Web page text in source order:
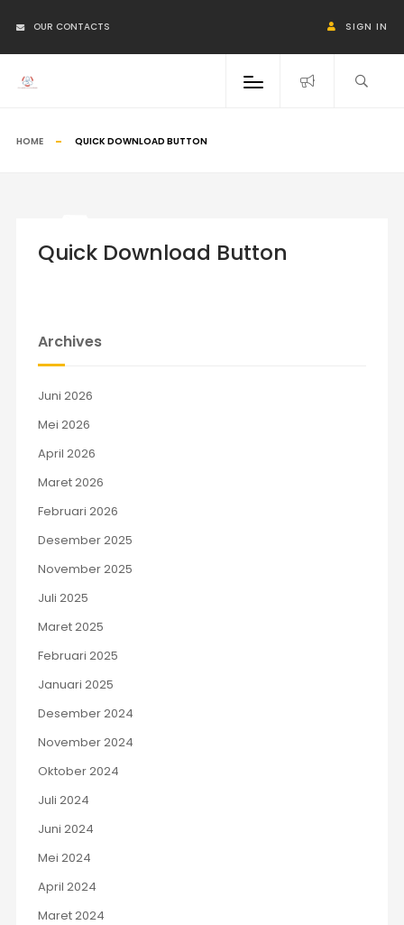
OUR CONTACTS SIGN IN
HOME QUICK DOWNLOAD BUTTON
Quick Download Button
Archives
Juni 2026
Mei 2026
April 2026
Maret 2026
Februari 2026
Desember 2025
November 2025
Juli 2025
Maret 2025
Februari 2025
Januari 2025
Desember 2024
November 2024
Oktober 2024
Juli 2024
Juni 2024
Mei 2024
April 2024
Maret 2024